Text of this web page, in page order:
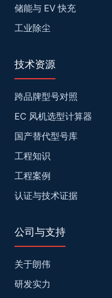
储能与 EV 快充
工业除尘
技术资源
跨品牌型号对照
EC 风机选型计算器
国产替代型号库
工程知识
工程案例
认证与技术证据
公司与支持
关于朗伟
研发实力